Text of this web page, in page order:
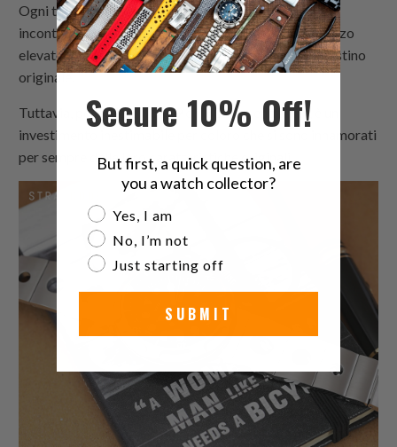
Ogni tanto si presentano, anche in condizioni quasi
incontaminate condition.Naturally, ha sempre un prezzo
elevato, soprattutto se confrontato con il prezzo di listino
originale.
Tuttavia, possedere il 6009 o il 6010, o entrambi, è un
investimento inestimabile per coloro che si sono innamorati
per sempre delle loro caratteristiche originali.
Secure 10% Off!
But first, a quick question, are
you a watch collector?
Are you a watch collector?
Yes, I am
No, I’m not
Just starting off
SUBMIT